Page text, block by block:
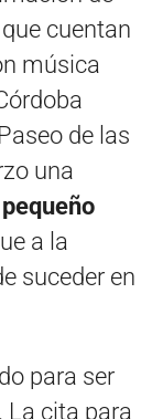
cuentan
música
de las
una
a la
suceder en
para ser
La cita para